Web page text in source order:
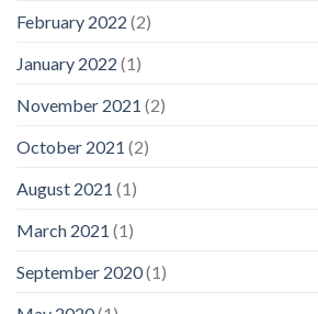
February 2022 (2)
January 2022 (1)
November 2021 (2)
October 2021 (2)
August 2021 (1)
March 2021 (1)
September 2020(1)